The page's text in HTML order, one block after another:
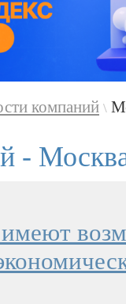
компаний \
-